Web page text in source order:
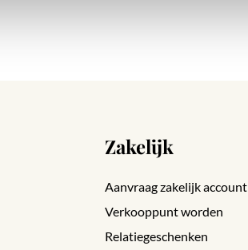
Zakelijk
Aanvraag zakelijk account
Verkooppunt worden
Relatiegeschenken